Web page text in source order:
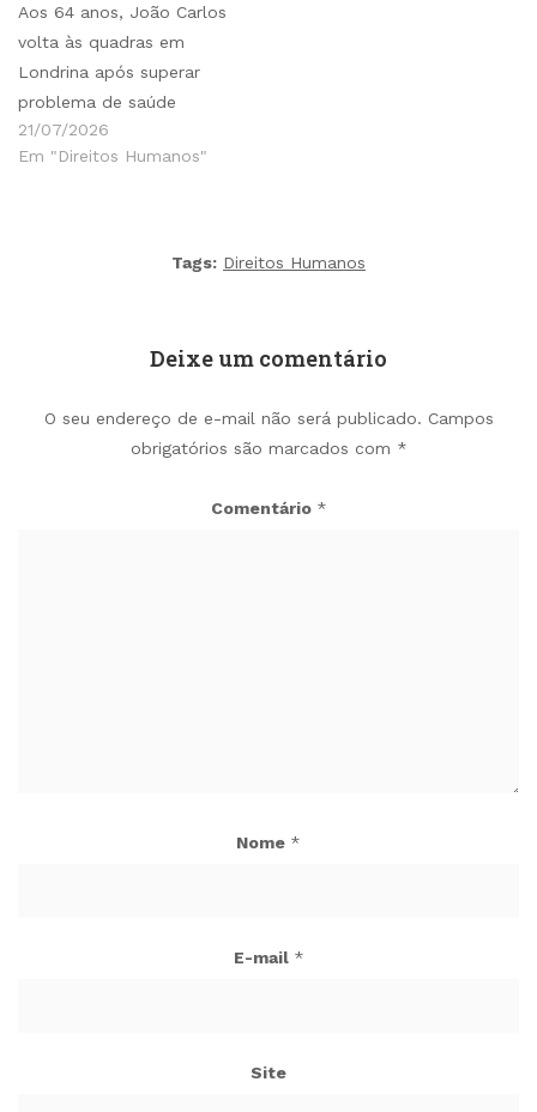
Aos 64 anos, João Carlos
volta às quadras em
Londrina após superar
problema de saúde
21/07/2026
Em "Direitos Humanos"
Tags: Direitos Humanos
Deixe um comentário
O seu endereço de e-mail não será publicado. Campos
obrigatórios são marcados com *
Comentário *
Nome *
E-mail *
Site